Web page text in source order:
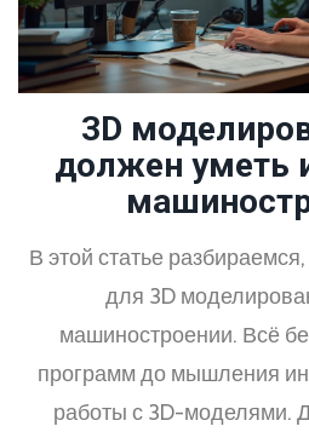
3D
должен уметь
В этой статье
для 3D
машиностроении. Всё
программ до мышления
работы с 3D-моделями.